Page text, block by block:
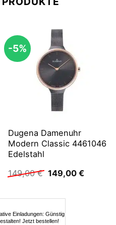
-5%
Dugena Damenuhr
Modern Classic 4461046
Edelstahl
149,00€ Ursprünglicher
Preis
149,00 €
149,00 €
Einladungen: Günstig
Jetzt bestellen!